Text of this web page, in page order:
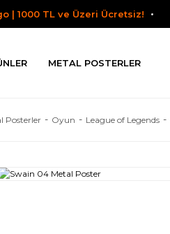
| 1000 TL ve Üzeri Ücretsiz!
METAL POSTERLER
Posterler Oyun League of Legends